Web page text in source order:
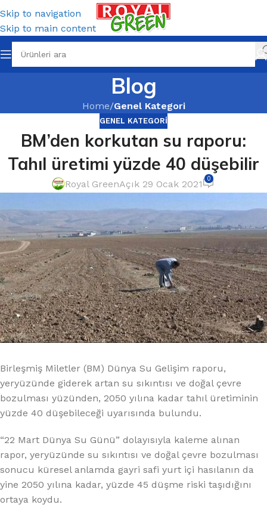
Skip to navigation
Skip to main content
Blog
Home/Genel Kategori
GENEL KATEGORI
BM’den korkutan su raporu:
Tahıl üretimi yüzde 40 düşebilir
Royal GreenAçık 29 Ocak 2021 0
Birleşmiş Miletler (BM) Dünya Su Gelişim raporu,
yeryüzünde giderek artan su sıkıntısı ve doğal çevre
bozulması yüzünden, 2050 yılına kadar tahıl üretiminin
yüzde 40 düşebileceği uyarısında bulundu.
“22 Mart Dünya Su Günü” dolayısıyla kaleme alınan
rapor, yeryüzünde su sıkıntısı ve doğal çevre bozulması
sonucu küresel anlamda gayri safi yurt içi hasılanın da
yine 2050 yılına kadar, yüzde 45 düşme riski taşıdığını
ortaya koydu.